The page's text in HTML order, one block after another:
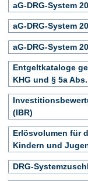
aG-DRG-System
aG-DRG-System
aG-DRG-System
Entgeltkataloge
KHG und § 5a
(IBR)
Erlösvolumen für
Kindern und
DRG-